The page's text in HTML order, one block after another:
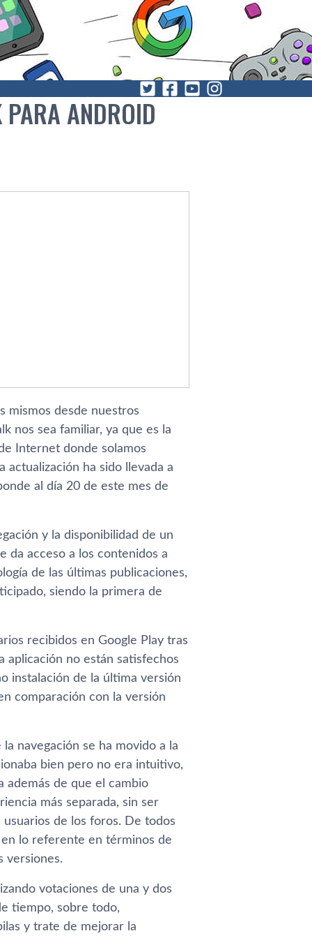
ANDROID
mismos desde nuestros
nos sea familiar, ya que es la
Internet donde solamos
actualización ha sido llevada a
al dí­a 20 de este mes de
y la disponibilidad de un
da acceso a los contenidos a
de las últimas publicaciones,
siendo la primera de
recibidos en Google Play tras
aplicación no están satisfechos
instalación de la última versión
comparación con la versión
navegación se ha movido a la
bien pero no era intuitivo,
además de que el cambio
más separada, sin ser
de los foros. De todos
lo referente en términos de
versiones.
votaciones de una y dos
tiempo, sobre todo,
y trate de mejorar la